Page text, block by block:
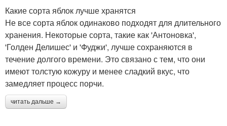
Какие сорта яблок лучше хранятся
Не все сорта яблок одинаково подходят для длительного
хранения. Некоторые сорта, такие как 'Антоновка',
'Голден Делишес' и 'Фуджи', лучше сохраняются в
течение долгого времени. Это связано с тем, что они
имеют толстую кожуру и менее сладкий вкус, что
замедляет процесс порчи.
читать дальше →